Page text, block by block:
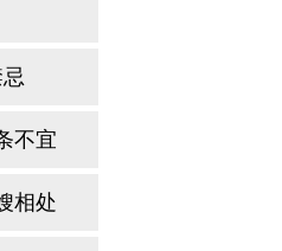
不宜
相处